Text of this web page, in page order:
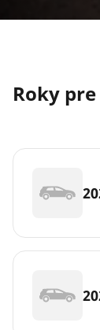
Roky pre